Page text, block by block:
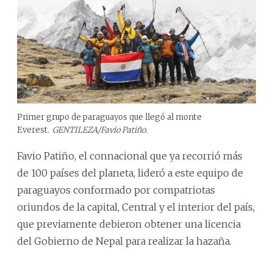
Primer grupo de paraguayos que llegó al monte
Everest. GENTILEZA/Favio Patiño.
Favio Patiño, el connacional que ya recorrió más
de 100 países del planeta, lideró a este equipo de
paraguayos conformado por compatriotas
oriundos de la capital, Central y el interior del país,
que previamente debieron obtener una licencia
del Gobierno de Nepal para realizar la hazaña.